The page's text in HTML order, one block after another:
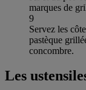
marques de
9
Servez les
pastèque
concombre.
Les